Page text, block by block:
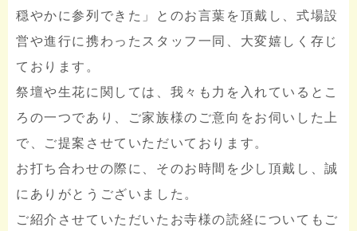
穏やかに参列できた」とのお言葉を頂戴し、式場設
営や進行に携わったスタッフ一同、大変嬉しく存じ
ております。
祭壇や生花に関しては、我々も力を入れているとこ
ろの一つであり、ご家族様のご意向をお伺いした上
で、ご提案させていただいております。
お打ち合わせの際に、そのお時間を少し頂戴し、誠
にありがとうございました。
ご紹介させていただいたお寺様の読経についてもご